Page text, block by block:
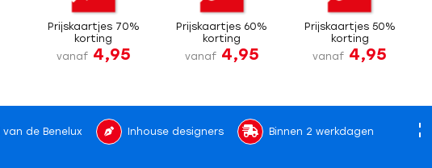
Prijskaartjes 70%
korting
vanaf 4,95
Prijskaartjes 60%
korting
vanaf 4,95
Prijskaartjes 50%
korting
vanaf 4,95
de Benelux Inhouse designers
Binnen 2 werkdagen